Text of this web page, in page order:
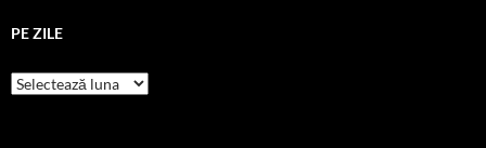
PE ZILE
pe
zile